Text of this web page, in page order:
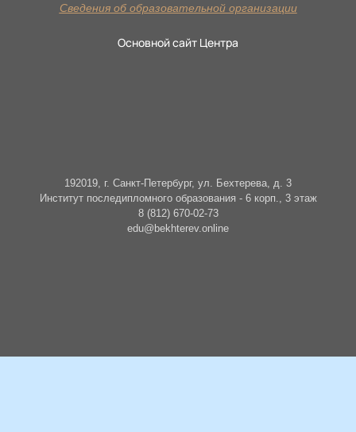
Сведения об образовательной организации
Основной сайт Центра
192019, г. Санкт-Петербург, ул. Бехтерева, д. 3
Институт последипломного образования - 6 корп., 3 этаж
8 (812) 670-02-73
edu@bekhterev.online